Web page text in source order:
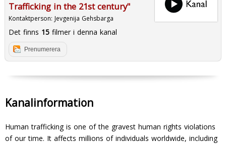
Trafficking in the 21st century"
Kontaktperson: Jevgenija Gehsbarga
Det finns 15filmer i denna kanal
Prenumerera
Kanalinformation
Human trafficking is one of the gravest human rights violations
of our time. It affects millions of individuals worldwide, including